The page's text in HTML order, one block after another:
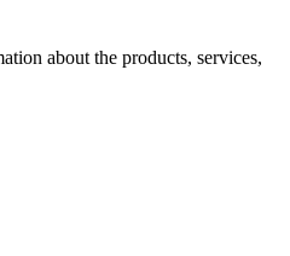
about the products, services,